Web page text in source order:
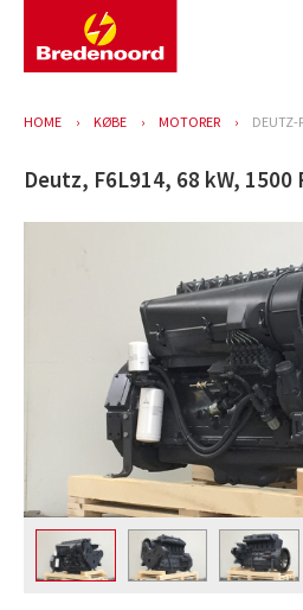
HOME KØBE MOTORER DEUTZ-
Deutz, F6L914, 68 kW,